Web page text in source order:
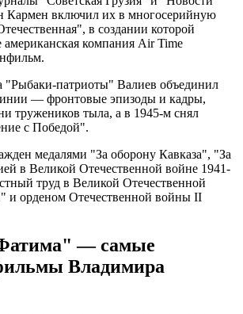
Кармен включил их в многосерийную
в создании которой
компания Air Time
"Рыбаки-патриоты" Валиев объединил
— фронтовые эпизоды и кадры,
тружеников тыла, а в 1945-м снял
с Победой".
медалями "За оборону Кавказа", "За
в Великой Отечественной войне 1941-
труд в Великой Отечественной
и орденом Отечественной войны II
— самые
Владимира